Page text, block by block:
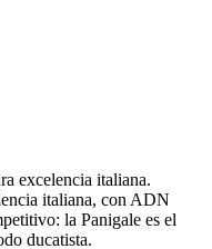
excelencia italiana.
italiana, con ADN
la Panigale es el
ducatista.